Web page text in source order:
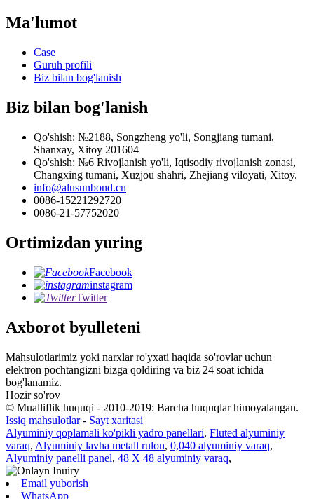
Ma'lumot
Case
Guruh profili
Biz bilan bog'lanish
Biz bilan bog'lanish
Qo'shish: №2188, Songzheng yo'li, Songjiang tumani,
Shanxay, Xitoy 201604
Qo'shish: №6 Rivojlanish yo'li, Iqtisodiy rivojlanish zonasi,
Changxing tumani, Xuzjou shahri, Zhejiang viloyati, Xitoy.
info@alusunbond.cn
0086-15221292720
0086-21-57752020
Ortimizdan yuring
Facebook
instagram
Twitter
Axborot byulleteni
Mahsulotlarimiz yoki narxlar ro'yxati haqida so'rovlar uchun
elektron pochtangizni bizga qoldiring va biz 24 soat ichida
bog'lanamiz.
Hozir so'rov
© Mualliflik huquqi - 2010-2019: Barcha huquqlar himoyalangan.
Issiq mahsulotlar- Sayt xaritasi
Alyuminiy qoplamali ko'pikli yadro panellari, Fluted alyuminiy
varaq, Alyuminiy lavha metall rulon, 0,040 alyuminiy varaq,
Alyuminiy panelli panel, 48 X 48 alyuminiy varaq,
Email yuborish
WhatsApp